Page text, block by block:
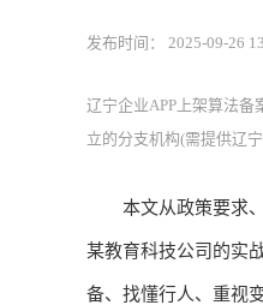
发布时间： 2025-09-26
辽宁企业APP上架算法
立的分支机构(需提供辽
本文从政策要求、
某教育科技公司的实
备、找懂行人、重视